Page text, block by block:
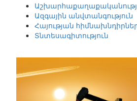
Ազգային անվտանգություն
Հայության
Տնտեսագիտություն